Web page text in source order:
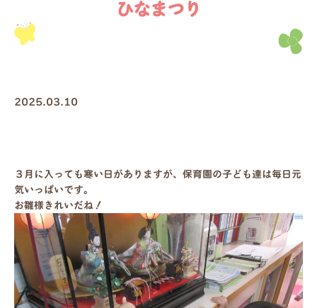
ひなまつり
2025.03.10
３月に入っても寒い日がありますが、保育園の子ども達は毎日元
気いっぱいです。
お雛様きれいだね！